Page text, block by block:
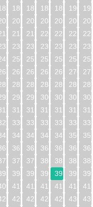
186 187 188 189 190
202 203 204 205 206
218 219 220 221 222
234 235 236 237 238
250 251 252 253 254
266 267 268 269 270
282 283 284 285 286
298 299 300 301 302
314 315 316 317 318
330 331 332 333 334
346 347 348 349 350
362 363 364 365 366
378 379 380 381 382
394 395 396 397 398
410 411 412 413 414
426 427 428 429 430